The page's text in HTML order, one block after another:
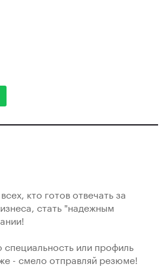
кто готов отвечать за
стать "надежным
или профиль
- смело отправляй резюме!